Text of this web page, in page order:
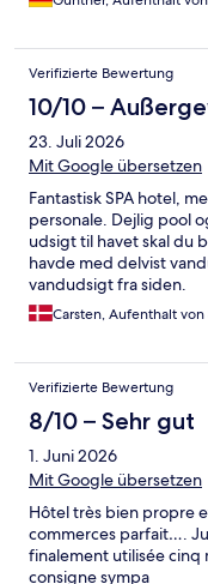
Verifizierte Bewertung
10/10 –
23. Juli 2026
Mit Google übersetzen
Fantastisk SPA hotel,
personale. Dejlig pool
udsigt til havet skal du
havde med delvist
vandudsigt fra siden.
Carsten, Aufenthalt
Verifizierte Bewertung
8/10 – Sehr gut
1. Juni 2026
Mit Google übersetzen
Hôtel très bien propre
commerces parfait….
finalement utilisée cinq
consigne sympa